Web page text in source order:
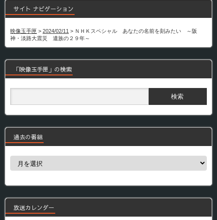
サイト ナビゲーション
映像玉手匣 > 2024/02/11 > ＮＨＫスペシャル あなたの名前を刻みたい ～阪
神・淡路大震災 遺族の２９年～
「映像玉手匣」の検索
過去の番組
過
組
放送カレンダー